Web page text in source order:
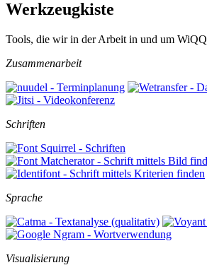
Werkzeugkiste
Tools, die wir in der Arbeit in und um
Zusammenarbeit
Schriften
Sprache
Visualisierung